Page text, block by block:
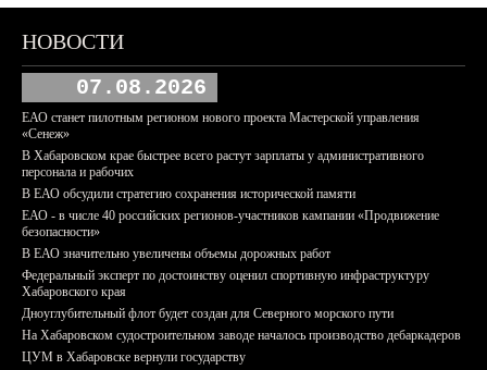
НОВОСТИ
07.08.2026
ЕАО станет пилотным регионом нового проекта Мастерской управления
«Сенеж»
В Хабаровском крае быстрее всего растут зарплаты у административного
персонала и рабочих
В ЕАО обсудили стратегию сохранения исторической памяти
ЕАО - в числе 40 российских регионов-участников кампании «Продвижение
безопасности»
В ЕАО значительно увеличены объемы дорожных работ
Федеральный эксперт по достоинству оценил спортивную инфраструктуру
Хабаровского края
Дноуглубительный флот будет создан для Северного морского пути
На Хабаровском судостроительном заводе началось производство дебаркадеров
ЦУМ в Хабаровске вернули государству